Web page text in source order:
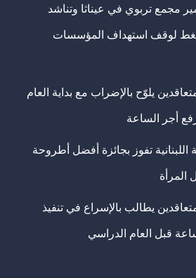
مجمع تربوي في عيناثا وتناشد
لوقف استهداف المؤسسات
يلوّح بالإضراب مع بداية العام
أجر الساعة
تفوز بجائزة أفضل أطروحة
المرأة
يطالب بالإسراع في تنفيذ
قبل العام الدراسي